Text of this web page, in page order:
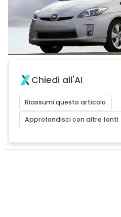
Chiedi all'AI
Riassumi questo articolo
Approfondisci con altre fonti